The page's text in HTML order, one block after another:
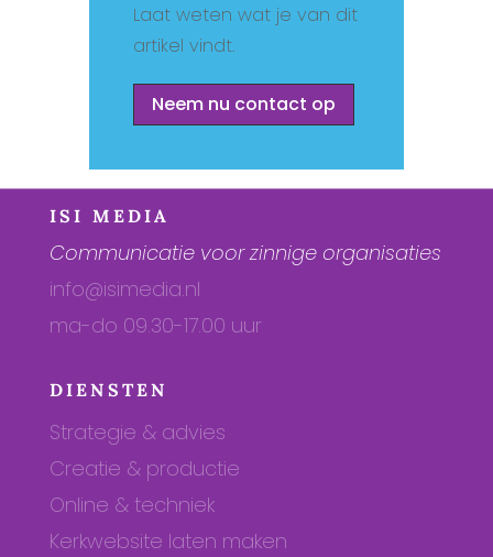
Laat weten wat je van dit
artikel vindt.
Neem nu contact op
ISI MEDIA
Communicatie voor zinnige organisaties
info@isimedia.nl
ma-do 09.30-17.00 uur
DIENSTEN
Strategie & advies
Creatie & productie
Online & techniek
Kerkwebsite laten maken